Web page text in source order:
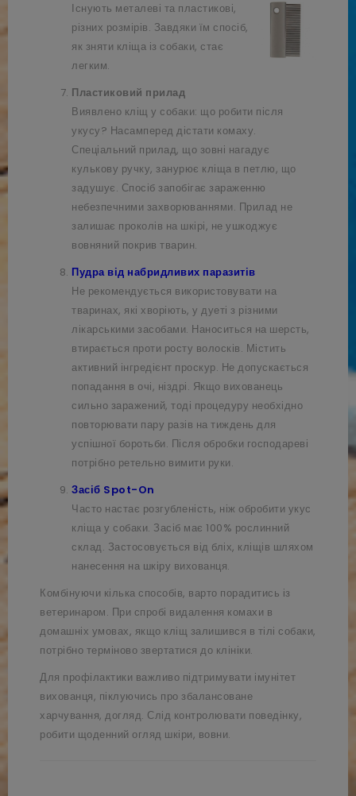
Існують металеві та пластикові,
різних розмірів. Завдяки їм спосіб,
як зняти кліща із собаки, стає
легким.
Пластиковий прилад
Виявлено кліщ у собаки: що робити після
укусу? Насамперед дістати комаху.
Спеціальний прилад, що зовні нагадує
кулькову ручку, занурює кліща в петлю, що
задушує. Спосіб запобігає зараженню
небезпечними захворюваннями. Прилад не
залишає проколів на шкірі, не ушкоджує
вовняний покрив тварин.
Пудра від набридливих паразитів
Не рекомендується використовувати на
тваринах, які хворіють, у дуеті з різними
лікарськими засобами. Наноситься на шерсть,
втирається проти росту волосків. Містить
активний інгредієнт проскур. Не допускається
попадання в очі, ніздрі. Якщо вихованець
сильно заражений, тоді процедуру необхідно
повторювати пару разів на тиждень для
успішної боротьби. Після обробки господареві
потрібно ретельно вимити руки.
Засіб Spot-On
Часто настає розгубленість, ніж обробити укус
кліща у собаки. Засіб має 100% рослинний
склад. Застосовується від бліх, кліщів шляхом
нанесення на шкіру вихованця.
Комбінуючи кілька способів, варто порадитись із
ветеринаром. При спробі видалення комахи в
домашніх умовах, якщо кліщ залишився в тілі собаки,
потрібно терміново звертатися до клініки.
Для профілактики важливо підтримувати імунітет
вихованця, піклуючись про збалансоване
харчування, догляд. Слід контролювати поведінку,
робити щоденний огляд шкіри, вовни.